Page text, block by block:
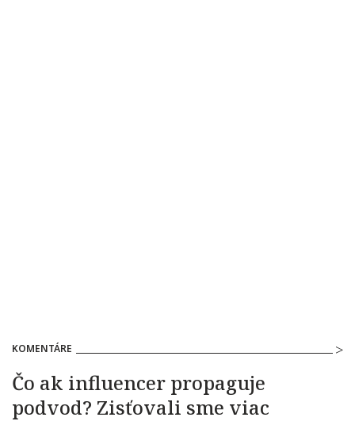
KOMENTÁRE
Čo ak influencer propaguje
podvod? Zisťovali sme viac